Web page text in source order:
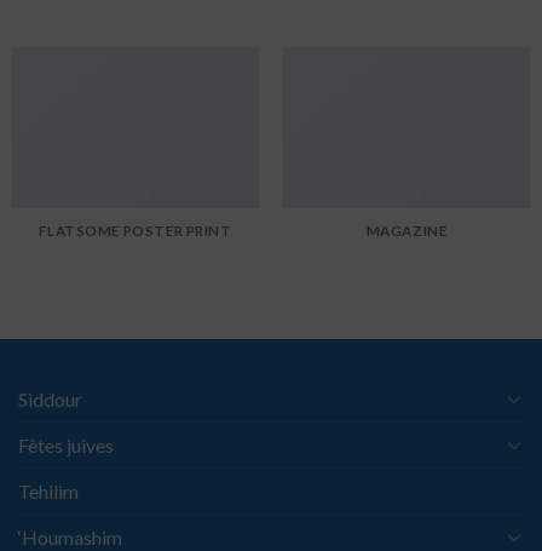
FLATSOME POSTER PRINT MAGAZINE
Siddour
Fêtes juives
Tehilim
‘Houmashim